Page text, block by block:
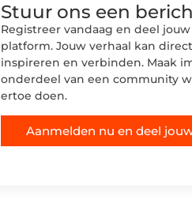
Stuur ons een
Registreer vandaag en deel
platform. Jouw verhaal kan
inspireren en verbinden. Maak
onderdeel van een community
ertoe doen.
Aanmelden nu en deel